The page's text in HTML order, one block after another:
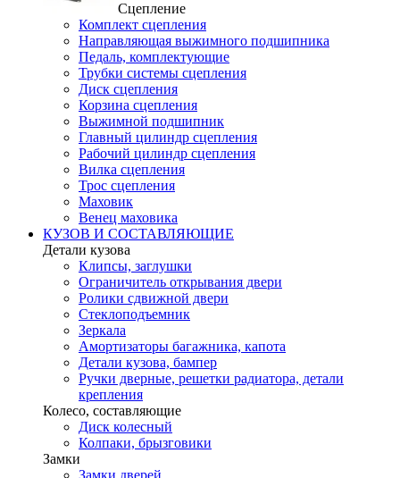
Сцепление
Комплект сцепления
Направляющая выжимного подшипника
Педаль, комплектующие
Трубки системы сцепления
Диск сцепления
Корзина сцепления
Выжимной подшипник
Главный цилиндр сцепления
Рабочий цилиндр сцепления
Вилка сцепления
Трос сцепления
Маховик
Венец маховика
КУЗОВ И СОСТАВЛЯЮЩИЕ
Детали кузова
Клипсы, заглушки
Ограничитель открывания двери
Ролики сдвижной двери
Стеклоподъемник
Зеркала
Амортизаторы багажника, капота
Детали кузова, бампер
Ручки дверные, решетки радиатора, детали
крепления
Колесо, составляющие
Диск колесный
Колпаки, брызговики
Замки
Замки дверей